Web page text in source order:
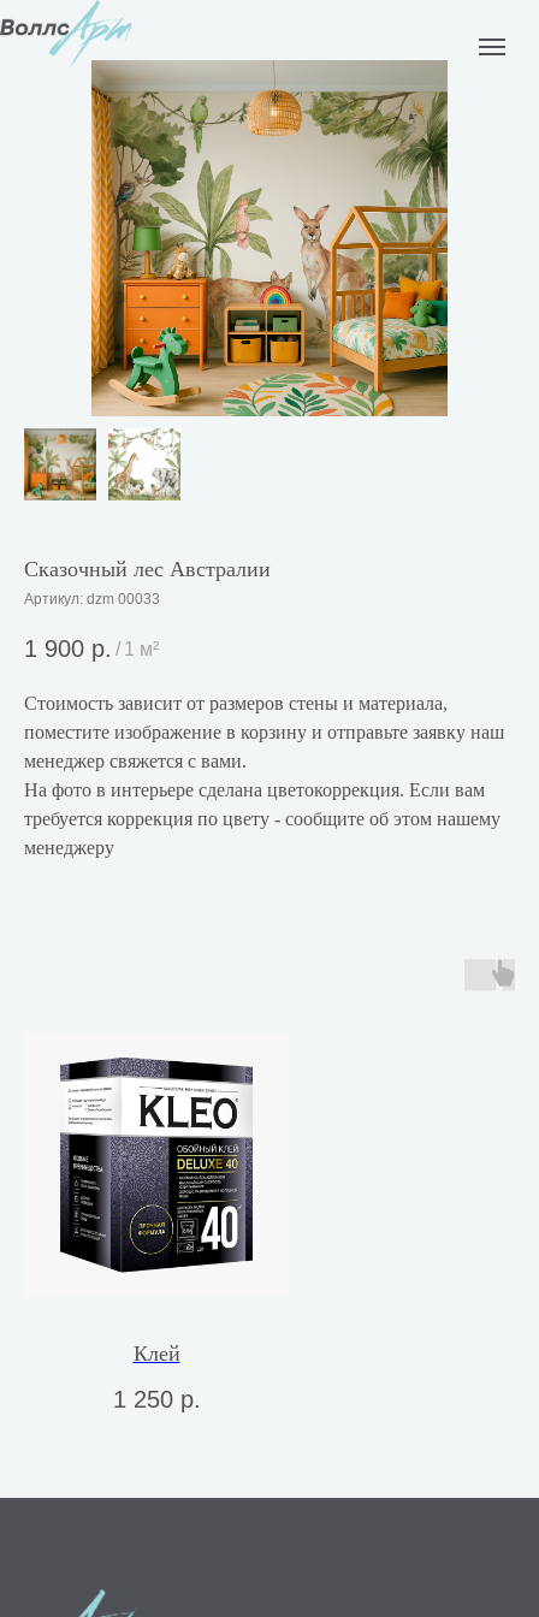
Сказочный лес Австралии
Артикул: dzm 00033
1 900 р. / 1 м²
Стоимость зависит от размеров стены и материала,
поместите изображение в корзину и отправьте заявку наш
менеджер свяжется с вами.
На фото в интерьере сделана цветокоррекция. Если вам
требуется коррекция по цвету - сообщите об этом нашему
менеджеру
Клей
1 250 р.